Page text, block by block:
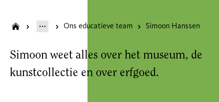
Ons educatieve team Simoon Hanssen
Simoon weet alles over het museum, de
kunstcollectie en over erfgoed.